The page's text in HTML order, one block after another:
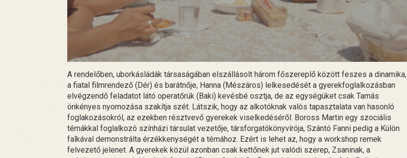
A rendelőben, uborkásládák társaságában elszállásolt három főszereplő között feszes a dinamika,
a fiatal filmrendező (Dér) és barátnője, Hanna (Mészáros) lelkesedését a gyerekfoglalkozásban
elvégzendő feladatot látó operatőrük (Baki) kevésbé osztja, de az egységüket csak Tamás
önkényes nyomozása szakítja szét. Látszik, hogy az alkotóknak valós tapasztalata van hasonló
foglakozásokról, az ezekben résztvevő gyerekek viselkedéséről: Boross Martin egy szociális
témákkal foglalkozó színházi társulat vezetője, társforgatókönyvírója, Szántó Fanni pedig a Külön
falkával demonstrálta érzékkenységét a témához. Ezért is lehet az, hogy a workshop remek
felvezető jelenet. A gyerekek közül azonban csak kettőnek jut valódi szerep, Zsaninak, a